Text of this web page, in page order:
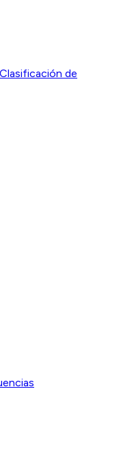
Clasificación de